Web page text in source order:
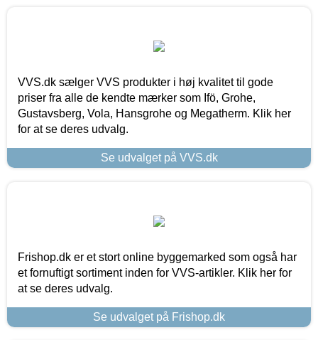
VVS.dk sælger VVS produkter i høj kvalitet til gode
priser fra alle de kendte mærker som Ifö, Grohe,
Gustavsberg, Vola, Hansgrohe og Megatherm. Klik her
for at se deres udvalg.
Se udvalget på VVS.dk
Frishop.dk er et stort online byggemarked som også har
et fornuftigt sortiment inden for VVS-artikler. Klik her for
at se deres udvalg.
Se udvalget på Frishop.dk